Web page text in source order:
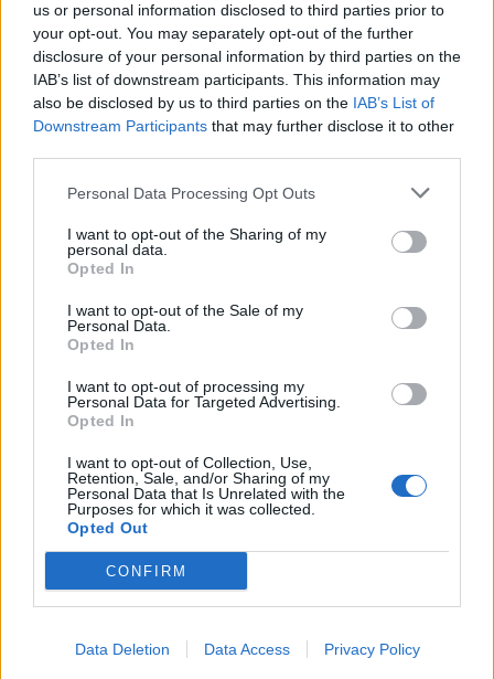
us or personal information disclosed to third parties prior to
your opt-out. You may separately opt-out of the further
disclosure of your personal information by third parties on the
IAB’s list of downstream participants. This information may
also be disclosed by us to third parties on the IAB’s List of
Downstream Participants that may further disclose it to other
Personal Data Processing Opt Outs
I want to opt-out of the Sharing of my
personal data.
Opted In
I want to opt-out of the Sale of my
Personal Data.
Opted In
I want to opt-out of processing my
Personal Data for Targeted Advertising.
Opted In
I want to opt-out of Collection, Use,
Retention, Sale, and/or Sharing of my
Personal Data that Is Unrelated with the
Purposes for which it was collected.
Opted Out
CONFIRM
Data Deletion Data Access Privacy Policy